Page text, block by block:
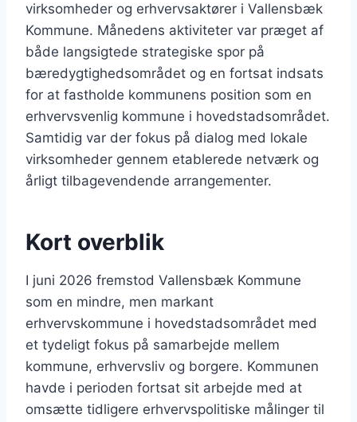
virksomheder og erhvervsaktører i Vallensbæk
Kommune. Månedens aktiviteter var præget af
både langsigtede strategiske spor på
bæredygtighedsområdet og en fortsat indsats
for at fastholde kommunens position som en
erhvervsvenlig kommune i hovedstadsområdet.
Samtidig var der fokus på dialog med lokale
virksomheder gennem etablerede netværk og
årligt tilbagevendende arrangementer.
Kort overblik
I juni 2026 fremstod Vallensbæk Kommune
som en mindre, men markant
erhvervskommune i hovedstadsområdet med
et tydeligt fokus på samarbejde mellem
kommune, erhvervsliv og borgere. Kommunen
havde i perioden fortsat sit arbejde med at
omsætte tidligere erhvervspolitiske målinger til